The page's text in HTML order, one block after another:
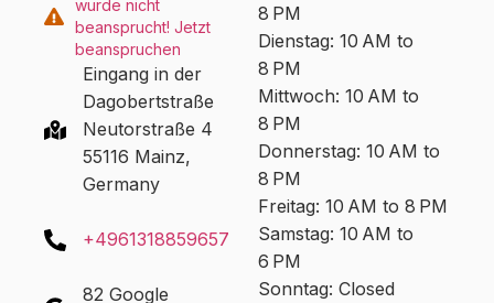
wurde nicht
beansprucht! Jetzt
beanspruchen
Eingang in der
Dagobertstraße
Neutorstraße 4
55116 Mainz,
Germany
+4961318859657
82 Google
8 PM
Dienstag: 10 AM to
8 PM
Mittwoch: 10 AM to
8 PM
Donnerstag: 10 AM to
8 PM
Freitag: 10 AM to 8 PM
Samstag: 10 AM to
6 PM
Sonntag: Closed